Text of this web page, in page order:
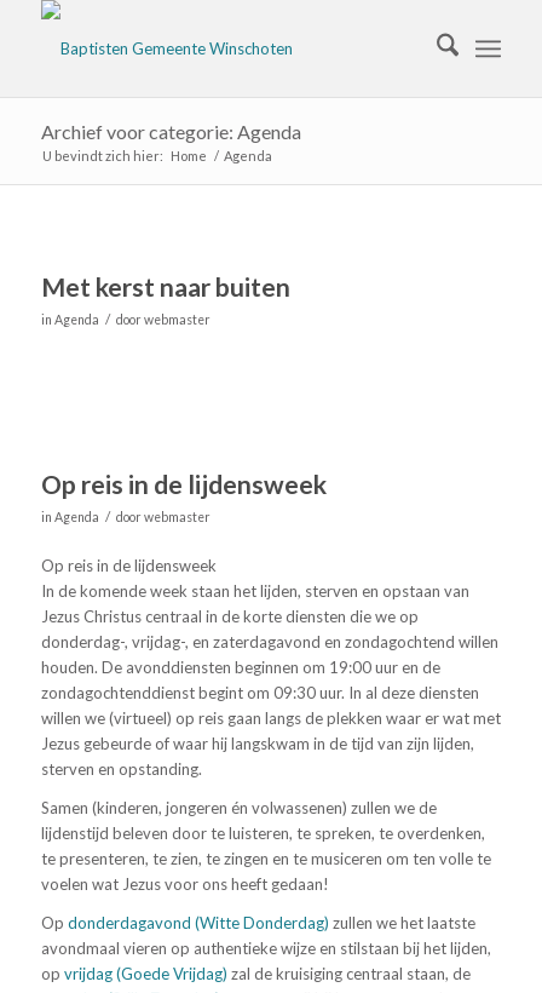
Archief voor categorie: Agenda
U bevindt zich hier: Home / Agenda
Met kerst naar buiten
in Agenda / doorwebmaster
Op reis in de lijdensweek
in Agenda / doorwebmaster
Op reis in de lijdensweek
In de komende week staan het lijden, sterven en opstaan van
Jezus Christus centraal in de korte diensten die we op
donderdag-, vrijdag-, en zaterdagavond en zondagochtend willen
houden. De avonddiensten beginnen om 19:00 uur en de
zondagochtenddienst begint om 09:30 uur. In al deze diensten
willen we (virtueel) op reis gaan langs de plekken waar er wat met
Jezus gebeurde of waar hij langskwam in de tijd van zijn lijden,
sterven en opstanding.
Samen (kinderen, jongeren én volwassenen) zullen we de
lijdenstijd beleven door te luisteren, te spreken, te overdenken,
te presenteren, te zien, te zingen en te musiceren om ten volle te
voelen wat Jezus voor ons heeft gedaan!
Op donderdagavond (Witte Donderdag) zullen we het laatste
avondmaal vieren op authentieke wijze en stilstaan bij het lijden,
op vrijdag (Goede Vrijdag) zal de kruisiging centraal staan, de